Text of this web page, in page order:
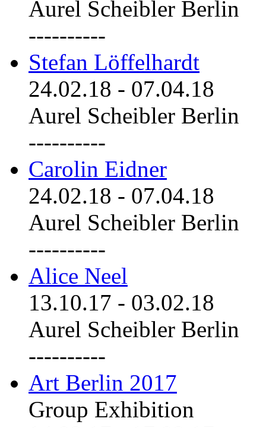
Aurel Scheibler Berlin
----------
Stefan Löffelhardt
24.02.18 - 07.04.18
Aurel Scheibler Berlin
----------
Carolin Eidner
24.02.18 - 07.04.18
Aurel Scheibler Berlin
----------
Alice Neel
13.10.17 - 03.02.18
Aurel Scheibler Berlin
----------
Art Berlin 2017
Group Exhibition